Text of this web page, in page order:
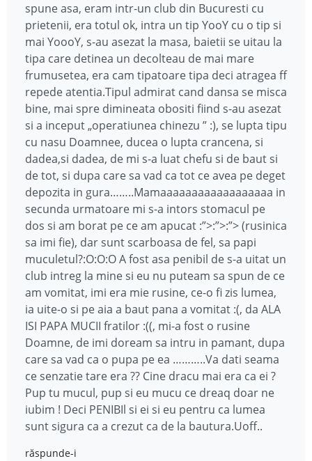
spune asa, eram intr-un club din Bucuresti cu
prietenii, era totul ok, intra un tip YooY cu o tip si
mai YoooY, s-au asezat la masa, baietii se uitau la
tipa care detinea un decolteau de mai mare
frumusetea, era cam tipatoare tipa deci atragea ff
repede atentia.Tipul admirat cand dansa se misca
bine, mai spre dimineata obositi fiind s-au asezat
si a inceput „operatiunea chinezu ” :), se lupta tipu
cu nasu Doamnee, ducea o lupta crancena, si
dadea,si dadea, de mi s-a luat chefu si de baut si
de tot, si dupa care sa vad ca tot ce avea pe deget
depozita in gura……..Mamaaaaaaaaaaaaaaaaaa in
secunda urmatoare mi s-a intors stomacul pe
dos si am borat pe ce am apucat :”>:”>:”> (rusinica
sa imi fie), dar sunt scarboasa de fel, sa papi
muculetul?:O:O:O A fost asa penibil de s-a uitat un
club intreg la mine si eu nu puteam sa spun de ce
am vomitat, imi era mie rusine, ce-o fi zis lumea,
ia uite-o si pe aia a baut pana a vomitat :(, da ALA
ISI PAPA MUCII fratilor :((, mi-a fost o rusine
Doamne, de imi doream sa intru in pamant, dupa
care sa vad ca o pupa pe ea ………..Va dati seama
ce senzatie tare era ?? Cine dracu mai era ca ei ?
Pup tu mucul, pup si eu mucu ce dreaq doar ne
iubim ! Deci PENIBIl si ei si eu pentru ca lumea
sunt sigura ca a crezut ca de la bautura.Uoff..
răspunde-i